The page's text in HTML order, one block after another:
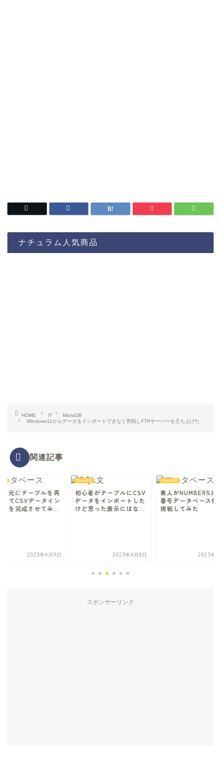
ナチュラム人気商品
HOME IT
MariaDB
Windows11からデータをインポートできなく苦戦しFTPサーバーを立ち上げた
関連記事
を元にテーブルを再
してCSVデータイン
を完成させてみ...
2023年4月9日
MariaDB
初心者がテーブルにCSV
データをインポートした
けど思った表示にはな...
2023年4月8日
MariaDB
素人がNUMBERS3
番号データベース作
挑戦してみた
2023年4
スポンサーリンク